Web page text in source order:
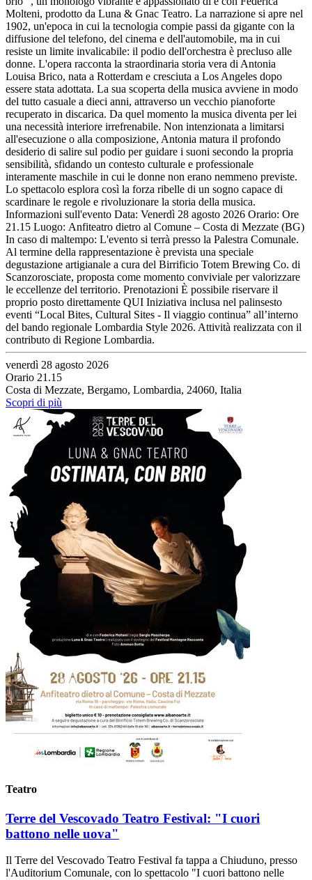
Molteni, prodotto da Luna & Gnac Teatro. La narrazione si apre nel
1902, un'epoca in cui la tecnologia compie passi da gigante con la
diffusione del telefono, del cinema e dell'automobile, ma in cui
resiste un limite invalicabile: il podio dell'orchestra è precluso alle
donne. L'opera racconta la straordinaria storia vera di Antonia
Louisa Brico, nata a Rotterdam e cresciuta a Los Angeles dopo
essere stata adottata. La sua scoperta della musica avviene in modo
del tutto casuale a dieci anni, attraverso un vecchio pianoforte
recuperato in discarica. Da quel momento la musica diventa per lei
una necessità interiore irrefrenabile. Non intenzionata a limitarsi
all'esecuzione o alla composizione, Antonia matura il profondo
desiderio di salire sul podio per guidare i suoni secondo la propria
sensibilità, sfidando un contesto culturale e professionale
interamente maschile in cui le donne non erano nemmeno previste.
Lo spettacolo esplora così la forza ribelle di un sogno capace di
scardinare le regole e rivoluzionare la storia della musica.
Informazioni sull'evento Data: Venerdì 28 agosto 2026 Orario: Ore
21.15 Luogo: Anfiteatro dietro al Comune – Costa di Mezzate (BG)
In caso di maltempo: L'evento si terrà presso la Palestra Comunale.
Al termine della rappresentazione è prevista una speciale
degustazione artigianale a cura del Birrificio Totem Brewing Co. di
Scanzorosciate, proposta come momento conviviale per valorizzare
le eccellenze del territorio. Prenotazioni È possibile riservare il
proprio posto direttamente QUI Iniziativa inclusa nel palinsesto
eventi “Local Bites, Cultural Sites - Il viaggio continua” all’interno
del bando regionale Lombardia Style 2026. Attività realizzata con il
contributo di Regione Lombardia.
venerdì 28 agosto 2026
Orario 21.15
Costa di Mezzate, Bergamo, Lombardia, 24060, Italia
Scopri di più
Teatro
Terre del Vescovado Teatro Festival: "I cuori
battono nelle uova"
Il Terre del Vescovado Teatro Festival fa tappa a Chiuduno, presso
l'Auditorium Comunale, con lo spettacolo "I cuori battono nelle